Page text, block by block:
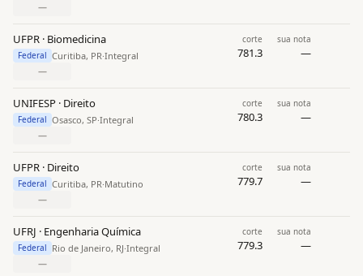
—
UFPR · Biomedicina
Federal Curitiba, PR·Integral
corte
781.3
sua nota
—
—
UNIFESP · Direito
Federal Osasco, SP·Integral
corte
780.3
sua nota
—
—
UFPR · Direito
Federal Curitiba, PR·Matutino
corte
779.7
sua nota
—
—
UFRJ · Engenharia Química
Federal Rio de Janeiro, RJ·Integral
corte
779.3
sua nota
—
—